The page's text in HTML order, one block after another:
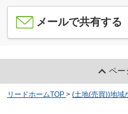
メールで共有する
ペー
リードホームTOP > (土地(売買))地域